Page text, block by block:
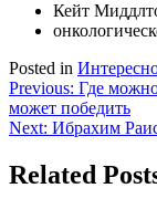
Кейт
Posted in
Навигация
по
Previous: Где
может победить
Next: Ибрахим
Related